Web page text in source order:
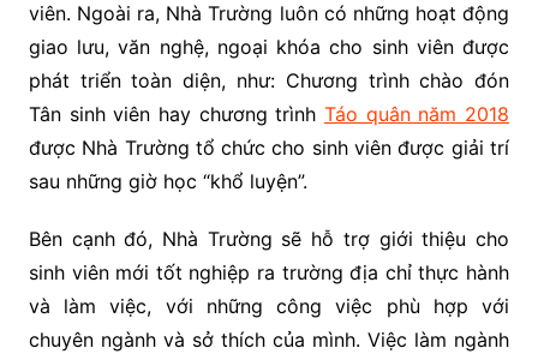
viên. Ngoài ra, Nhà Trường luôn có những hoạt động
giao lưu, văn nghệ, ngoại khóa cho sinh viên được
phát triển toàn diện, như: Chương trình chào đón
Tân sinh viên hay chương trìnhTáo quân năm 2018
được Nhà Trường tổ chức cho sinh viên được giải trí
sau những giờ học “khổ luyện”.
Bên cạnh đó, Nhà Trường sẽ hỗ trợ giới thiệu cho
sinh viên mới tốt nghiệp ra trường địa chỉ thực hành
và làm việc, với những công việc phù hợp với
chuyên ngành và sở thích của mình. Việc làm ngành